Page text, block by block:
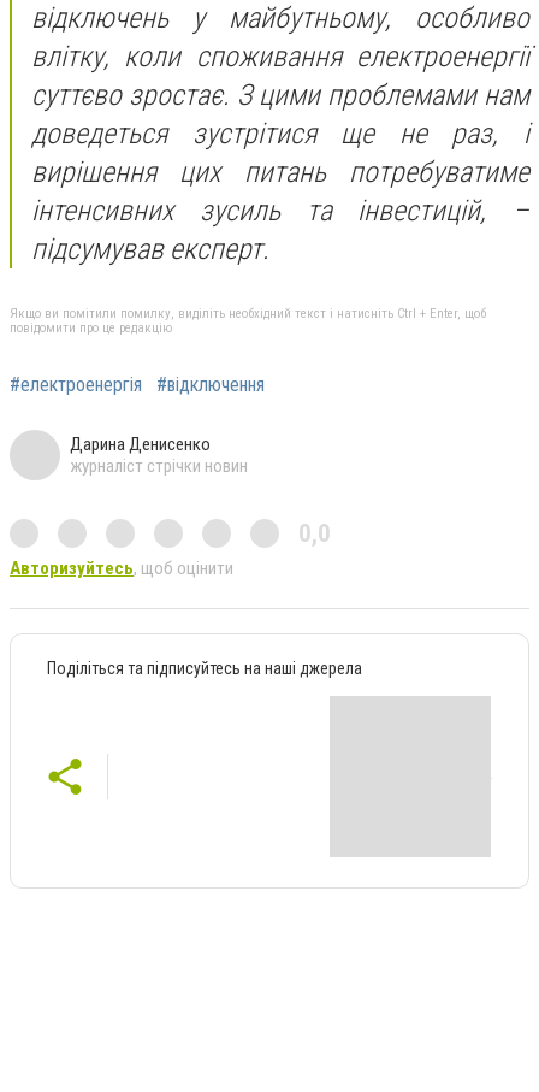
відключень у майбутньому, особливо
влітку, коли споживання електроенергії
суттєво зростає. З цими проблемами нам
доведеться зустрітися ще не раз, і
вирішення цих питань потребуватиме
інтенсивних зусиль та інвестицій, –
підсумував експерт.
Якщо ви помітили помилку, виділіть необхідний текст і натисніть Ctrl + Enter, щоб
повідомити про це редакцію
#електроенергія #відключення
Дарина Денисенко
журналіст стрічки новин
0,0
Авторизуйтесь, щоб оцінити
Поділіться та підписуйтесь на наші джерела